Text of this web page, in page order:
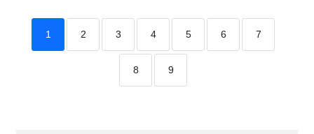
1 2 3 4 5 6 7
8 9